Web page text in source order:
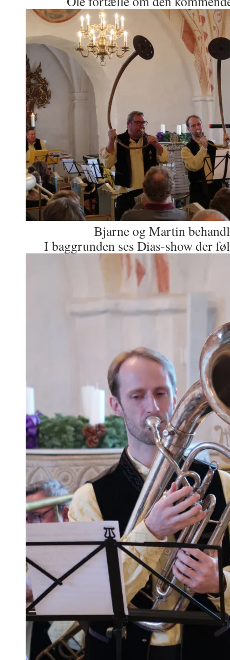
Bjarne og Martin
I baggrunden ses Dias-show der